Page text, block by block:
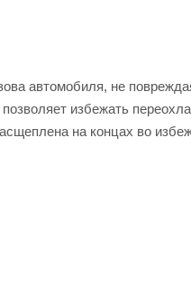
автомобиля, не
избежать
на концах во